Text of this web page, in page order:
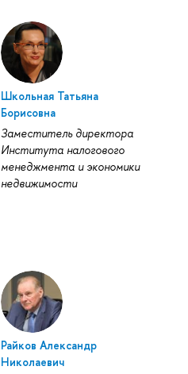
Школьная Татьяна
Борисовна
Заместитель директора
Института налогового
менеджмента и экономики
недвижимости
Райков Александр
Николаевич